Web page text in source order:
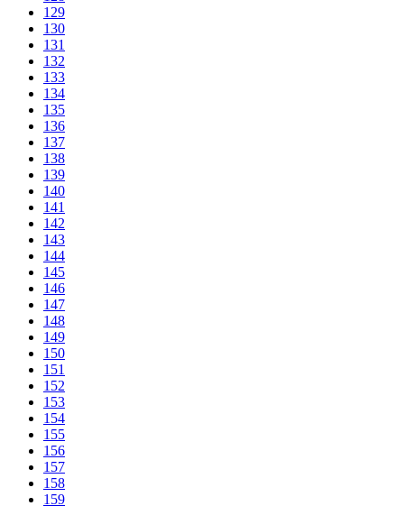
129
130
131
132
133
134
135
136
137
138
139
140
141
142
143
144
145
146
147
148
149
150
151
152
153
154
155
156
157
158
159